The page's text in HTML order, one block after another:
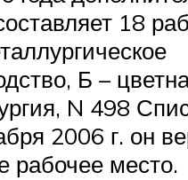
18
Б –
N 498
2006 г. он
рабочее место.